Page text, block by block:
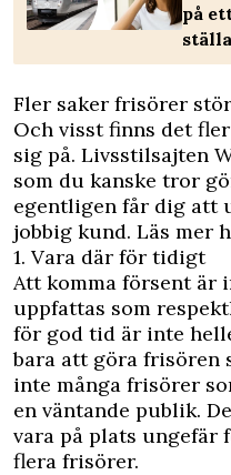
på
ställa
Fler saker frisörer
Och visst finns det
sig på. Livsstilsajten
som du kanske tror
egentligen får dig att
jobbig kund. Läs mer
1. Vara där för tidigt
Att komma försent är
uppfattas som
för god tid är inte
bara att göra frisören
inte många frisörer
en väntande publik.
vara på plats ungefär
flera frisörer.